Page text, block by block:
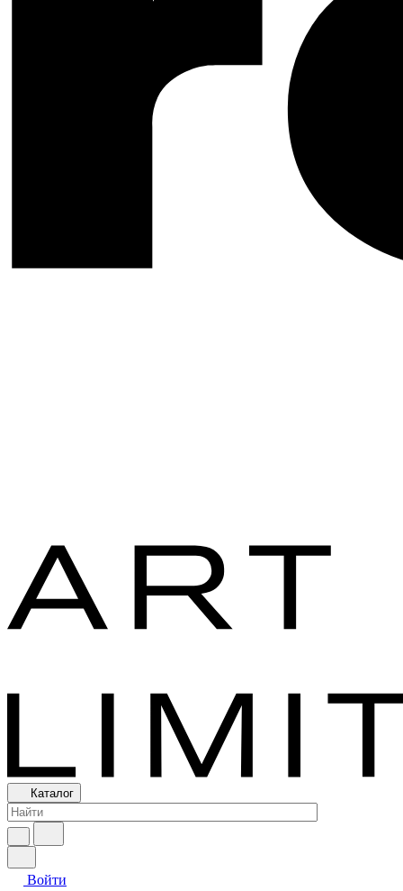
Каталог
Войти